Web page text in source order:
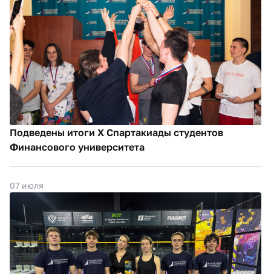
Подведены итоги X Спартакиады студентов
Финансового университета
07 июля